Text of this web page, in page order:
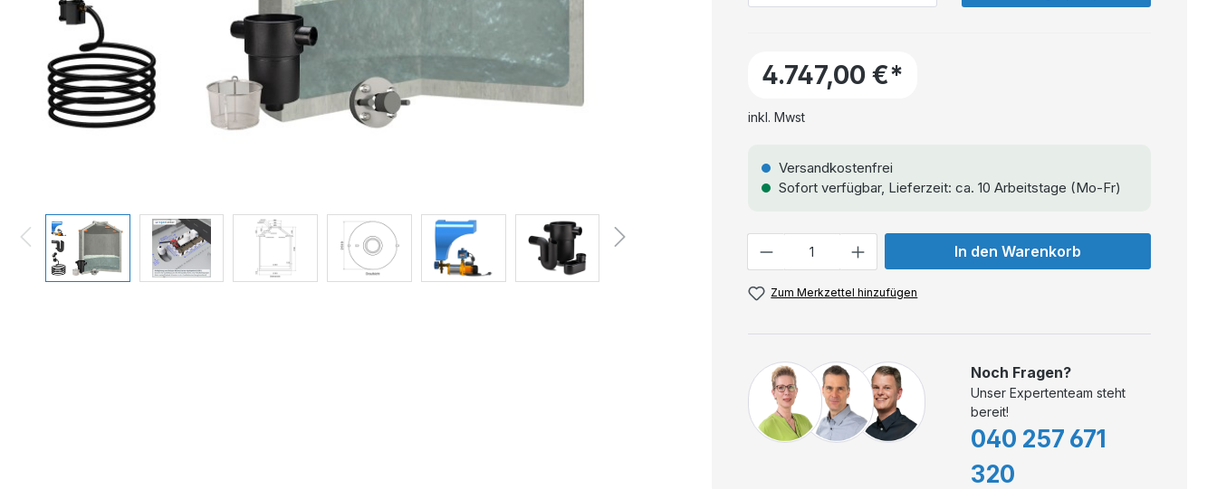
4.747,00 €*
inkl. Mwst
Versandkostenfrei
Sofort verfügbar, Lieferzeit: ca. 10 Arbeitstage (Mo-Fr)
In den Warenkorb
Zum Merkzettel hinzufügen
Noch Fragen?
Unser Expertenteam steht
bereit!
040 257 671
320